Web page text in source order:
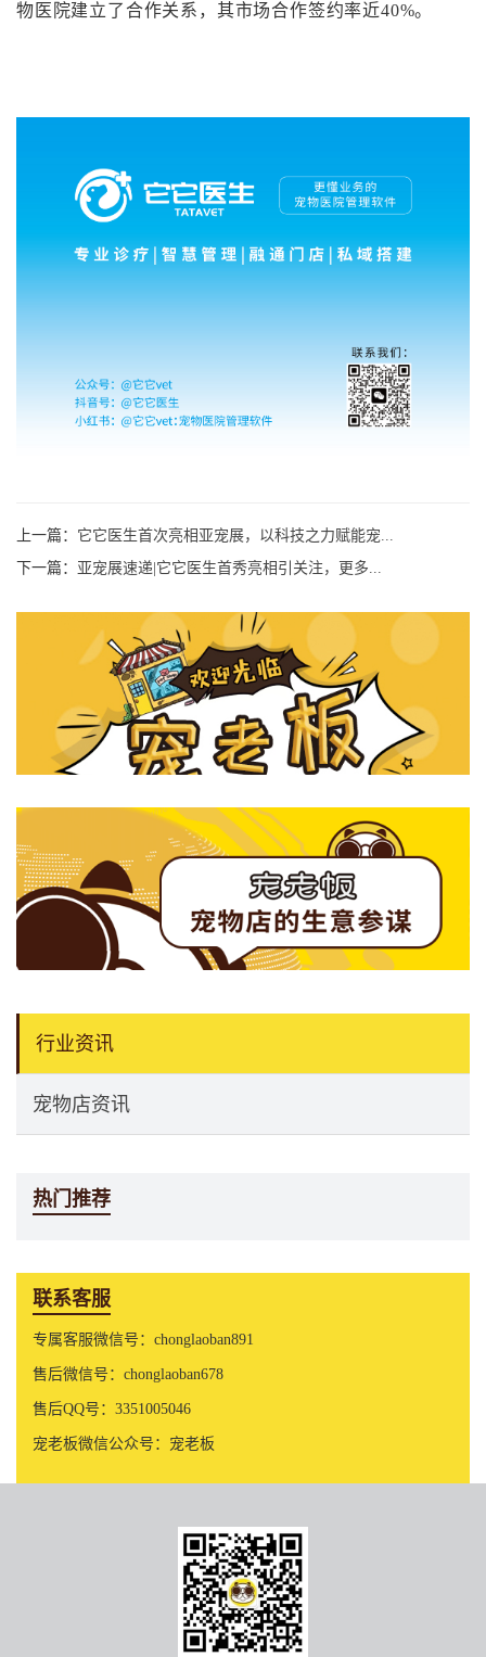
物医院建立了合作关系，其市场合作签约率近40%。
上一篇： 它它医生首次亮相亚宠展，以科技之力赋能宠...
下一篇： 亚宠展速递|它它医生首秀亮相引关注，更多...
行业资讯
宠物店资讯
热门推荐
联系客服
专属客服微信号：chonglaoban891
售后微信号：chonglaoban678
售后QQ号：3351005046
宠老板微信公众号：宠老板